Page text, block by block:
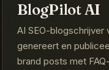
BlogPilot AI
AI SEO-blogschrijver
genereert en
brand posts met